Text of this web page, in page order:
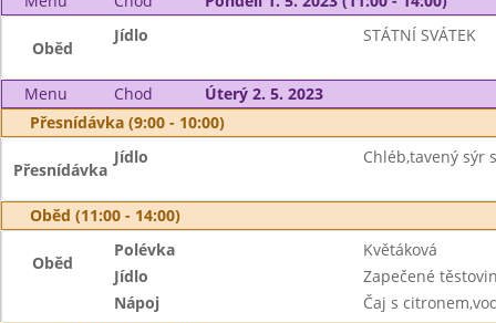
Oběd
Jídlo STÁTNÍ SVÁTEK
Menu Chod
Úterý 2. 5. 2023
Přesnídávka (9:00 - 10:00)
Přesnídávka
Jídlo Chléb,tavený sýr
Oběd (11:00 - 14:00)
Oběd
Polévka
Květáková
Jídlo
Zapečené
Nápoj
Čaj s